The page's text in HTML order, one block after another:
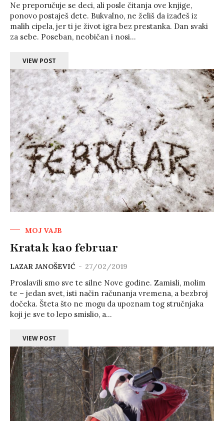
Ne preporučuje se deci, ali posle čitanja ove knjige,
ponovo postaješ dete. Bukvalno, ne želiš da izađeš iz
malih cipela, jer ti je život igra bez prestanka. Dan svaki
za sebe. Poseban, neobičan i nosi...
VIEW POST
MOJ VAJB
Kratak kao februar
LAZAR JANOŠEVIĆ - 27/02/2019
Proslavili smo sve te silne Nove godine. Zamisli, molim
te – jedan svet, isti način računanja vremena, a bezbroj
dočeka. Šteta što ne mogu da upoznam tog stručnjaka
koji je sve to lepo smislio, a...
VIEW POST